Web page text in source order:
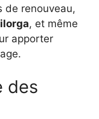
de renouveau,
, et même
apporter
des